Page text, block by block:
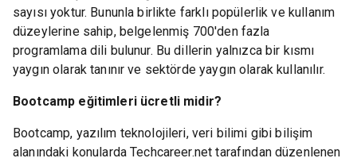
sayısı yoktur. Bununla birlikte farklı popülerlik ve kullanım
düzeylerine sahip, belgelenmiş 700'den fazla
programlama dili bulunur. Bu dillerin yalnızca bir kısmı
yaygın olarak tanınır ve sektörde yaygın olarak kullanılır.
Bootcamp eğitimleri ücretli midir?
Bootcamp, yazılım teknolojileri, veri bilimi gibi bilişim
alanındaki konularda Techcareer.net tarafından düzenlenen